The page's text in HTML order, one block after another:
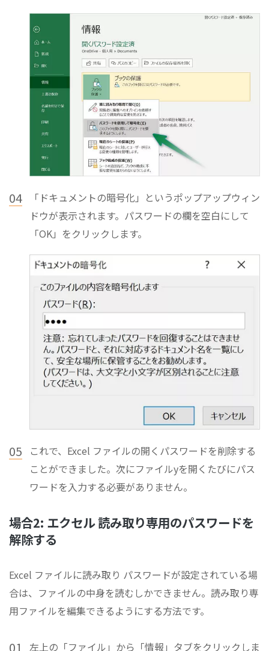
04
「ドキュメントの暗号化」というポップアップウィン
ドウが表示されます。パスワードの欄を空白にして
「OK」をクリックします。
05
これで、Excel ファイルの開くパスワードを削除する
ことができました。次にファイルyを開くたびにパス
ワードを入力する必要がありません。
場合2: エクセル 読み取り専用のパスワードを
解除する
Excel ファイルに読み取り パスワードが設定されている場
合は、ファイルの中身を読むしかできません。読み取り専
用ファイルを編集できるようにする方法です。
01 左上の「ファイル」から「情報」タブをクリックしま